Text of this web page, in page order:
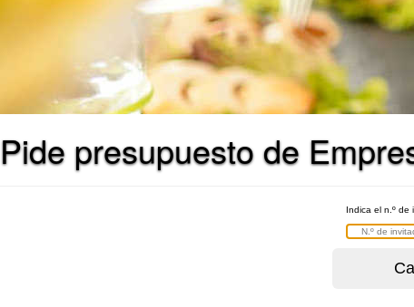
Pide presupuesto de
Indica el n.º de